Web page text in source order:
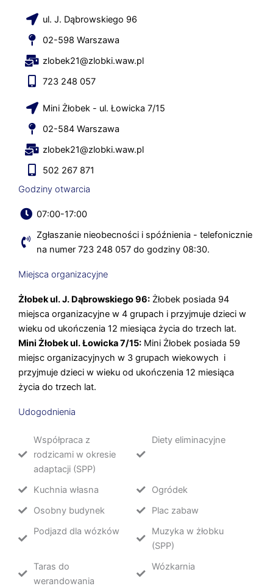
ul. J. Dąbrowskiego 96
02-598 Warszawa
zlobek21@zlobki.waw.pl
723 248 057
Mini Żłobek - ul. Łowicka 7/15
02-584 Warszawa
zlobek21@zlobki.waw.pl
502 267 871
Godziny otwarcia
07:00-17:00
Zgłaszanie nieobecności i spóźnienia - telefonicznie
na numer 723 248 057 do godziny 08:30.
Miejsca organizacyjne
Żłobek ul. J. Dąbrowskiego 96: Żłobek posiada 94
miejsca organizacyjne w 4 grupach i przyjmuje dzieci w
wieku od ukończenia 12 miesiąca życia do trzech lat.
Mini Żłobek ul. Łowicka 7/15: Mini Żłobek posiada 59
miejsc organizacyjnych w 3 grupach wiekowych i
przyjmuje dzieci w wieku od ukończenia 12 miesiąca
życia do trzech lat.
Udogodnienia
Współpraca z
rodzicami w okresie
adaptacji (SPP)
Diety eliminacyjne
Kuchnia własna
Ogródek
Osobny budynek
Plac zabaw
Podjazd dla wózków
Muzyka w żłobku
(SPP)
Taras do
werandowania
Wózkarnia